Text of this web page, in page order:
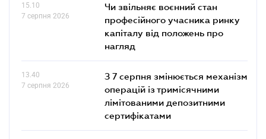
15.10
7 серпня 2026
Чи звільняє воєнний стан
професійного учасника ринку
капіталу від положень про
нагляд
13.40
7 серпня 2026
З 7 серпня змінюється механізм
операцій із тримісячними
лімітованими депозитними
сертифікатами